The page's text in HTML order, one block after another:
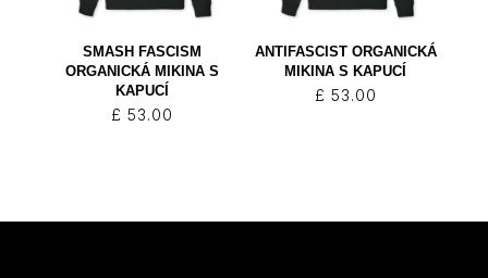
SMASH FASCISM
ORGANICKÁ MIKINA S
KAPUCÍ
£ 53.00
ANTIFASCIST ORGANICKÁ
MIKINA S KAPUCÍ
£ 53.00